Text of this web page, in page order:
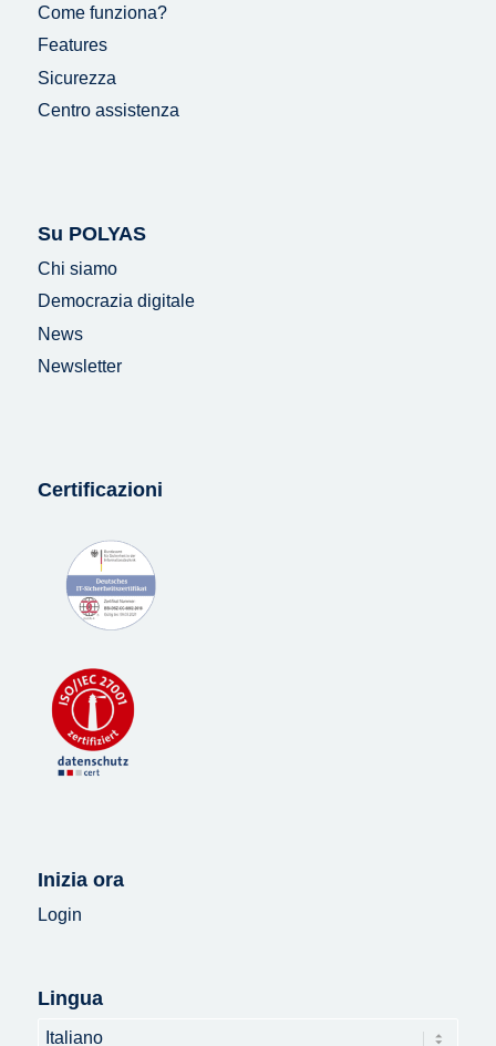
Come funziona?
Features
Sicurezza
Centro assistenza
Su POLYAS
Chi siamo
Democrazia digitale
News
Newsletter
Certificazioni
Inizia ora
Login
Lingua
Lingua